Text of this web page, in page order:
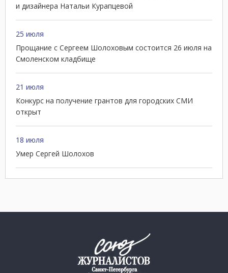
и дизайнера Натальи Курапцевой
25 июля
Прощание с Сергеем Шолоховым состоится 26 июля на
Смоленском кладбище
21 июля
Конкурс на получение грантов для городских СМИ
открыт
18 июля
Умер Сергей Шолохов